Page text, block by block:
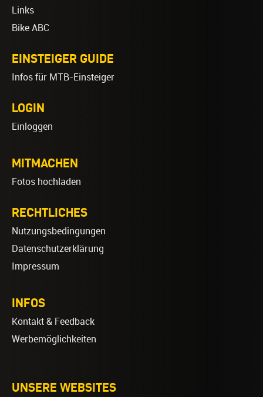
Links
Bike ABC
EINSTEIGER GUIDE
Infos für MTB-Einsteiger
LOGIN
Einloggen
MITMACHEN
Fotos hochladen
RECHTLICHES
Nutzungsbedingungen
Datenschutzerklärung
Impressum
INFOS
Kontakt & Feedback
Werbemöglichkeiten
UNSERE WEBSITES